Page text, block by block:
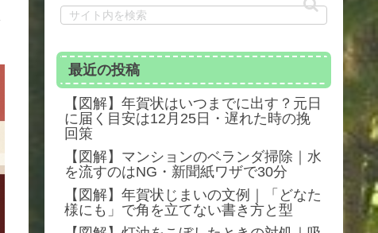
最近の投稿
【図解】年賀状はいつまでに出す？元日
に届く目安は12月25日・遅れた時の挽
回策
【図解】マンションのベランダ掃除｜水
を流すのはNG・新聞紙ワザで30分
【図解】年賀状じまいの文例｜「どなた
様にも」で角を立てない書き方と型